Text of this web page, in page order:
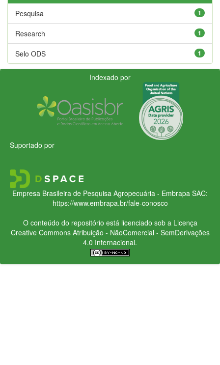
1
Pesquisa
1
Research
1
Selo ODS
Indexado por
Suportado por
Empresa Brasileira de Pesquisa Agropecuária - Embrapa SAC:
https://www.embrapa.br/fale-conosco
O conteúdo do repositório está licenciado sob a Licença
Creative CommonsAtribuição - NãoComercial - SemDerivações
4.0 Internacional.